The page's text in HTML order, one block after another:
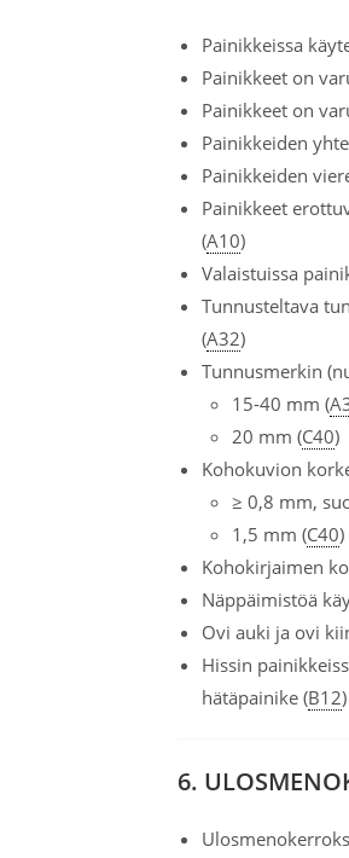
Painikkeissa
Painikkeet on
Painikkeet on
Painikkeiden
Painikkeiden
Painikkeet
(A10)
Valaistuissa
Tunnusteltava
(A32)
Tunnusmerkin
15-40 mm (
20 mm (C40)
Kohokuvion
≥ 0,8 mm,
1,5 mm (C40)
Kohokirjaimen
Näppäimistöä
Ovi auki ja ovi
Hissin
hätäpainike (B12)
6.